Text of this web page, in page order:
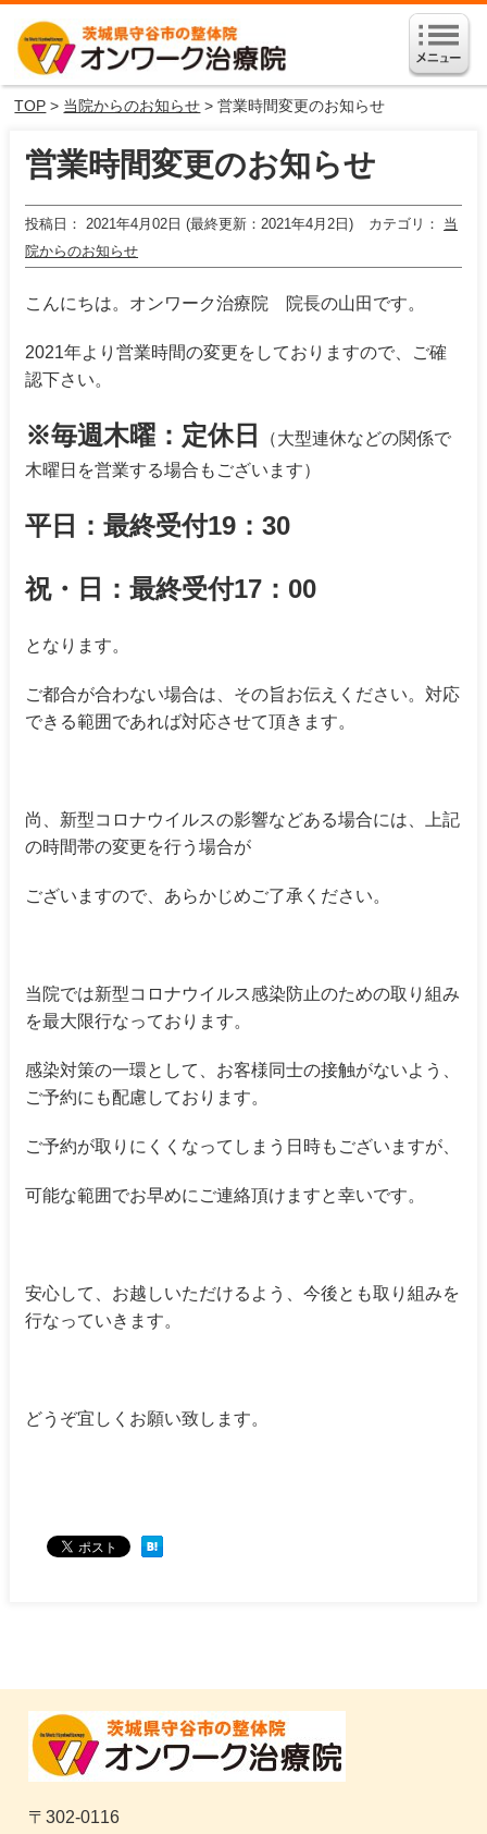
TOP > 当院からのお知らせ > 営業時間変更のお知らせ
営業時間変更のお知らせ
投稿日 2021年4月02日 (最終更新：2021年4月2日) カテゴリ
当
院からのお知らせ
こんにちは。オンワーク治療院 院長の山田です。
2021年より営業時間の変更をしておりますので、ご確
認下さい。
※毎週木曜：定休日
（大型連休などの関係で
木曜日を営業する場合もございます）
平日：最終受付19：30
祝・日：最終受付17：00
となります。
ご都合が合わない場合は、その旨お伝えください。対応
できる範囲であれば対応させて頂きます。
尚、新型コロナウイルスの影響などある場合には、上記
の時間帯の変更を行う場合が
ございますので、あらかじめご了承ください。
当院では新型コロナウイルス感染防止のための取り組み
を最大限行なっております。
感染対策の一環として、お客様同士の接触がないよう、
ご予約にも配慮しております。
ご予約が取りにくくなってしまう日時もございますが、
可能な範囲でお早めにご連絡頂けますと幸いです。
安心して、お越しいただけるよう、今後とも取り組みを
行なっていきます。
どうぞ宜しくお願い致します。
〒302-0116